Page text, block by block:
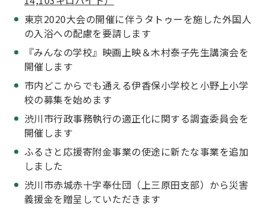
東京2020大会の開催に伴うタトゥーを施した外国人
の入浴への配慮を要請します
『みんなの学校』映画上映＆木村泰子先生講演会を
開催します
市内どこからでも通える伊香保小学校と小野上小学
校の募集を始めます
渋川市行政事務執行の適正化に関する調査委員会を
開催します
ふるさと応援寄附金事業の使途に新たな事業を追加
しました
渋川市赤城赤十字奉仕団（上三原田支部）から災害
義援金を贈呈していただきます